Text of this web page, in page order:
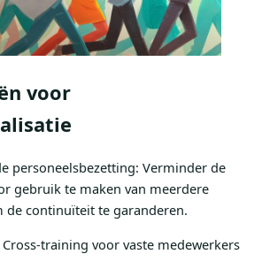
voor
personeelsbezetting: Verminder de
gebruik te maken van meerdere
de continuïteit te garanderen.
training voor vaste medewerkers